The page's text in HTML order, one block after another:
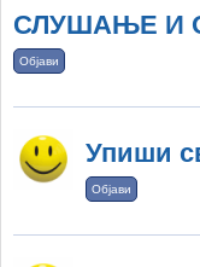
СЛУШАЊЕ И
Објави
Упиши
Објави